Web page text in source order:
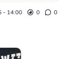
- 14:00 0 0